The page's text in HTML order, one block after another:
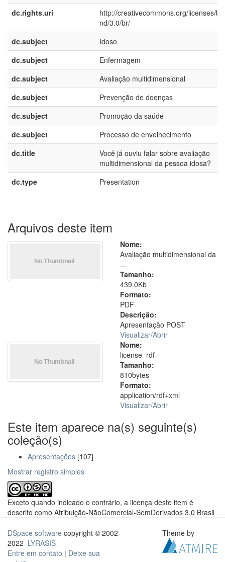
dc.rights.uri
http://creativecommons.org/licenses/
nd/3.0/br/
dc.subject
Idoso
dc.subject
Enfermagem
dc.subject
Avaliação multidimensional
dc.subject
Prevenção de doenças
dc.subject
Promoção da saúde
dc.subject
Processo de envelhecimento
dc.title
Você já ouviu falar sobre avaliação
multidimensional da pessoa idosa?
dc.type
Presentation
Arquivos deste item
Nome:
Avaliação multidimensional da
...
Tamanho:
439.0Kb
Formato:
PDF
Descrição:
Apresentação POST
Visualizar/Abrir
Nome:
license_rdf
Tamanho:
810bytes
Formato:
application/rdf+xml
Visualizar/Abrir
Este item aparece na(s) seguinte(s)
coleção(s)
Apresentações [107]
Mostrar registro simples
Exceto quando indicado o contrário, a licença deste item é
descrito como Atribuição-NãoComercial-SemDerivados 3.0 Brasil
DSpace software copyright © 2002-
2022 LYRASIS
Entre em contato | Deixe sua
Theme by